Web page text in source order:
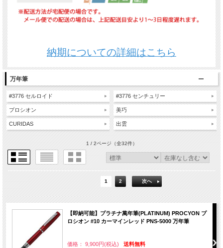
納期についての詳細はこちら
万年筆
#3776 セルロイド
プロシオン
CURIDAS
#3776 センチュリー
美巧
出雲
1 / 2ページ（全32件）
1 2 次へ
【即納可能】プラチナ萬年筆(PLATINUM) PROCYON プ
ロシオン #10 カーマインレッド PNS-5000 万年筆
価格： 9,900円(税込) 送料無料